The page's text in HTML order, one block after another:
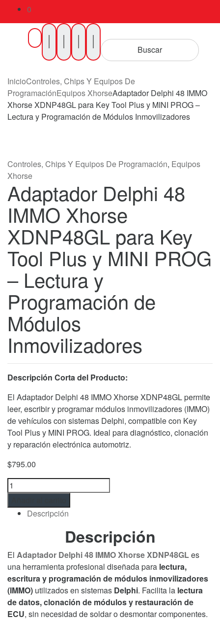
0
Buscar
por
Productos
Buscar
InicioControles, Chips Y Equipos De
ProgramaciónEquipos XhorseAdaptador Delphi 48 IMMO
Xhorse XDNP48GL para Key Tool Plus y MINI PROG –
Lectura y Programación de Módulos Inmovilizadores
Controles, Chips Y Equipos De Programación, Equipos
Xhorse
Adaptador Delphi 48
IMMO Xhorse
XDNP48GL para Key
Tool Plus y MINI PROG
– Lectura y
Programación de
Módulos
Inmovilizadores
Descripción Corta del Producto:
El Adaptador Delphi 48 IMMO Xhorse XDNP48GL permite
leer, escribir y programar módulos inmovilizadores (IMMO)
de vehículos con sistemas Delphi, compatible con Key
Tool Plus y MINI PROG. Ideal para diagnóstico, clonación
y reparación electrónica automotriz.
$795.00
Adaptador
Delphi
48
IMMO
para
Key
Tool
Plus
y
MINI
Descripción
Descripción
El Adaptador Delphi 48 IMMO Xhorse XDNP48GLes
una herramienta profesional diseñada para lectura,
escritura y programación de módulos inmovilizadores
(IMMO) utilizados en sistemas Delphi. Facilita la lectura
de datos, clonación de módulos y restauración de
ECU, sin necesidad de soldar o desmontar componentes.